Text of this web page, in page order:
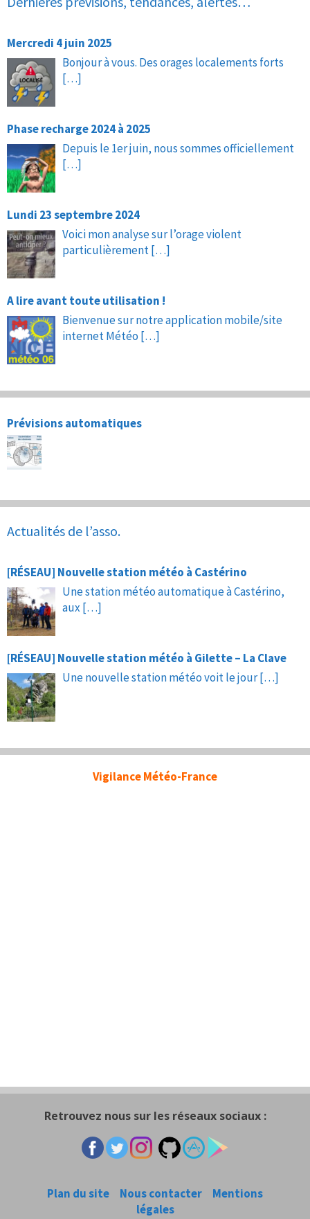
Mercredi 4 juin 2025
Bonjour à vous. Des orages localements forts
[…]
Phase recharge 2024 à 2025
Depuis le 1er juin, nous sommes officiellement
[…]
Lundi 23 septembre 2024
Voici mon analyse sur l’orage violent
particulièrement[…]
A lire avant toute utilisation !
Bienvenue sur notre application mobile/site
internet Météo […]
Prévisions automatiques
Actualités de l’asso.
[RÉSEAU] Nouvelle station météo à Castérino
Une station météo automatique à Castérino,
aux […]
[RÉSEAU] Nouvelle station météo à Gilette – La Clave
Une nouvelle station météo voit le jour[…]
Vigilance Météo-France
Retrouvez nous sur les réseaux sociaux :
Plan du site Nous contacter
Mentions
légales